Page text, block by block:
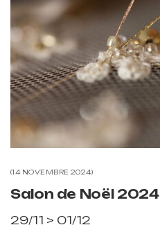
14 NOVEMBRE 2024
Salon de Noël 2024
29/11 > 01/12